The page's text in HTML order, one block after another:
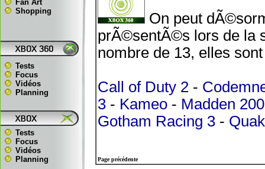
Fan Art
Shopping
Tests
Focus
Vidéos
Planning
Tests
Focus
Vidéos
Planning
On peut
prÃ©sentÃ©s lors de la
nombre de 13, elles
Call of Duty 2-
3- Kameo- Madden
Gotham Racing 3-
Page précédente